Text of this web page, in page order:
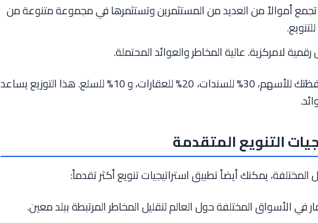
تجمع أموالاً من العديد من المستثمرين وتستثمرها في مجموعة متنوعة من
لامركزية. عالية المخاطر والعوائد المحتملة.
يمكنك تخصيص 40% من محفظتك للأسهم، 30% للسندات، 20% للعقارات، و 10% للسلع. هذا التوزيع يساعد
التنويع المتقدمة
المختلفة، يمكنك أيضاً تطبيق استراتيجيات تنويع أكثر تقدماً:
في الأسواق المختلفة حول العالم لتقليل المخاطر المرتبطة ببلد معين.